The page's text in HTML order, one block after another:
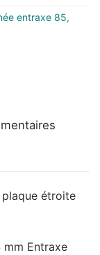
entraxe 85,
plaque étroite
Entraxe